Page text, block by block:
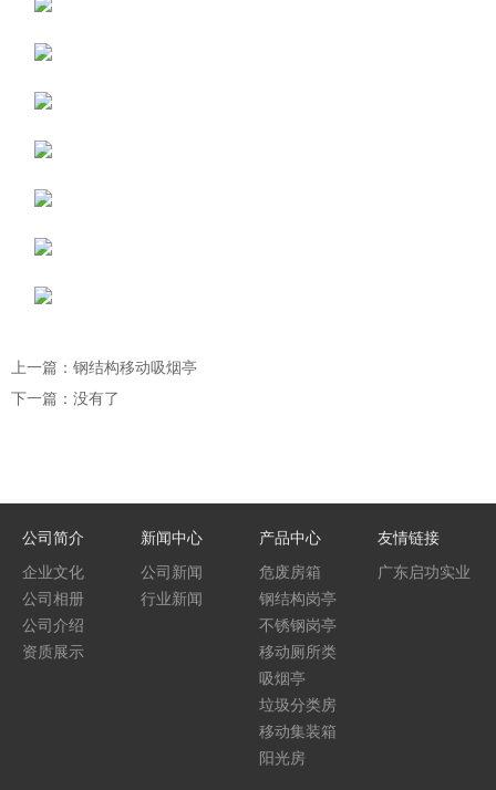
上一篇：钢结构移动吸烟亭
下一篇：没有了
公司简介
企业文化
公司相册
公司介绍
资质展示
新闻中心
公司新闻
行业新闻
产品中心
危废房箱
钢结构岗亭
不锈钢岗亭
移动厕所类
吸烟亭
垃圾分类房
移动集装箱
阳光房
友情链接
广东启功实业